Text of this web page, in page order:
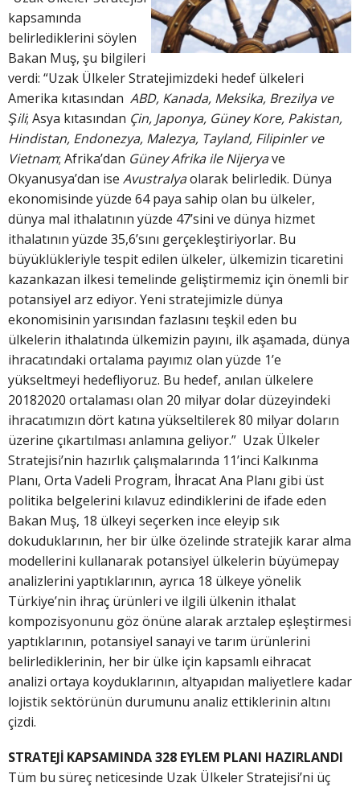
kapsamında
belirlediklerini söylen
Bakan Muş, şu bilgileri
verdi: “Uzak Ülkeler Stratejimizdeki hedef ülkeleri
Amerika kıtasından ABD, Kanada, Meksika, Brezilya ve
Şili; Asya kıtasından Çin, Japonya, Güney Kore, Pakistan,
Hindistan, Endonezya, Malezya, Tayland, Filipinler ve
Vietnam; Afrika’dan Güney Afrika ile Nijeryave
Okyanusya’dan ise Avustralyaolarak belirledik. Dünya
ekonomisinde yüzde 64 paya sahip olan bu ülkeler,
dünya mal ithalatının yüzde 47’sini ve dünya hizmet
ithalatının yüzde 35,6’sını gerçekleştiriyorlar. Bu
büyüklükleriyle tespit edilen ülkeler, ülkemizin ticaretini
kazankazan ilkesi temelinde geliştirmemiz için önemli bir
potansiyel arz ediyor. Yeni stratejimizle dünya
ekonomisinin yarısından fazlasını teşkil eden bu
ülkelerin ithalatında ülkemizin payını, ilk aşamada, dünya
ihracatındaki ortalama payımız olan yüzde 1’e
yükseltmeyi hedefliyoruz. Bu hedef, anılan ülkelere
20182020 ortalaması olan 20 milyar dolar düzeyindeki
ihracatımızın dört katına yükseltilerek 80 milyar doların
üzerine çıkartılması anlamına geliyor.” Uzak Ülkeler
Stratejisi’nin hazırlık çalışmalarında 11’inci Kalkınma
Planı, Orta Vadeli Program, İhracat Ana Planı gibi üst
politika belgelerini kılavuz edindiklerini de ifade eden
Bakan Muş, 18 ülkeyi seçerken ince eleyip sık
dokuduklarının, her bir ülke özelinde stratejik karar alma
modellerini kullanarak potansiyel ülkelerin büyümepay
analizlerini yaptıklarının, ayrıca 18 ülkeye yönelik
Türkiye’nin ihraç ürünleri ve ilgili ülkenin ithalat
kompozisyonunu göz önüne alarak arztalep eşleştirmesi
yaptıklarının, potansiyel sanayi ve tarım ürünlerini
belirlediklerinin, her bir ülke için kapsamlı eihracat
analizi ortaya koyduklarının, altyapıdan maliyetlere kadar
lojistik sektörünün durumunu analiz ettiklerinin altını
çizdi.
STRATEJİ KAPSAMINDA 328 EYLEM PLANI HAZIRLANDI
Tüm bu süreç neticesinde Uzak Ülkeler Stratejisi’ni üç